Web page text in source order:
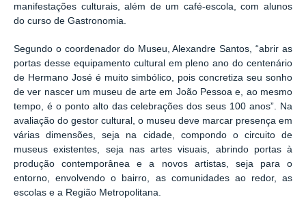
manifestações culturais, além de um café-escola, com alunos
do curso de Gastronomia.
Segundo o coordenador do Museu, Alexandre Santos, “abrir as
portas desse equipamento cultural em pleno ano do centenário
de Hermano José é muito simbólico, pois concretiza seu sonho
de ver nascer um museu de arte em João Pessoa e, ao mesmo
tempo, é o ponto alto das celebrações dos seus 100 anos”. Na
avaliação do gestor cultural, o museu deve marcar presença em
várias dimensões, seja na cidade, compondo o circuito de
museus existentes, seja nas artes visuais, abrindo portas à
produção contemporânea e a novos artistas, seja para o
entorno, envolvendo o bairro, as comunidades ao redor, as
escolas e a Região Metropolitana.